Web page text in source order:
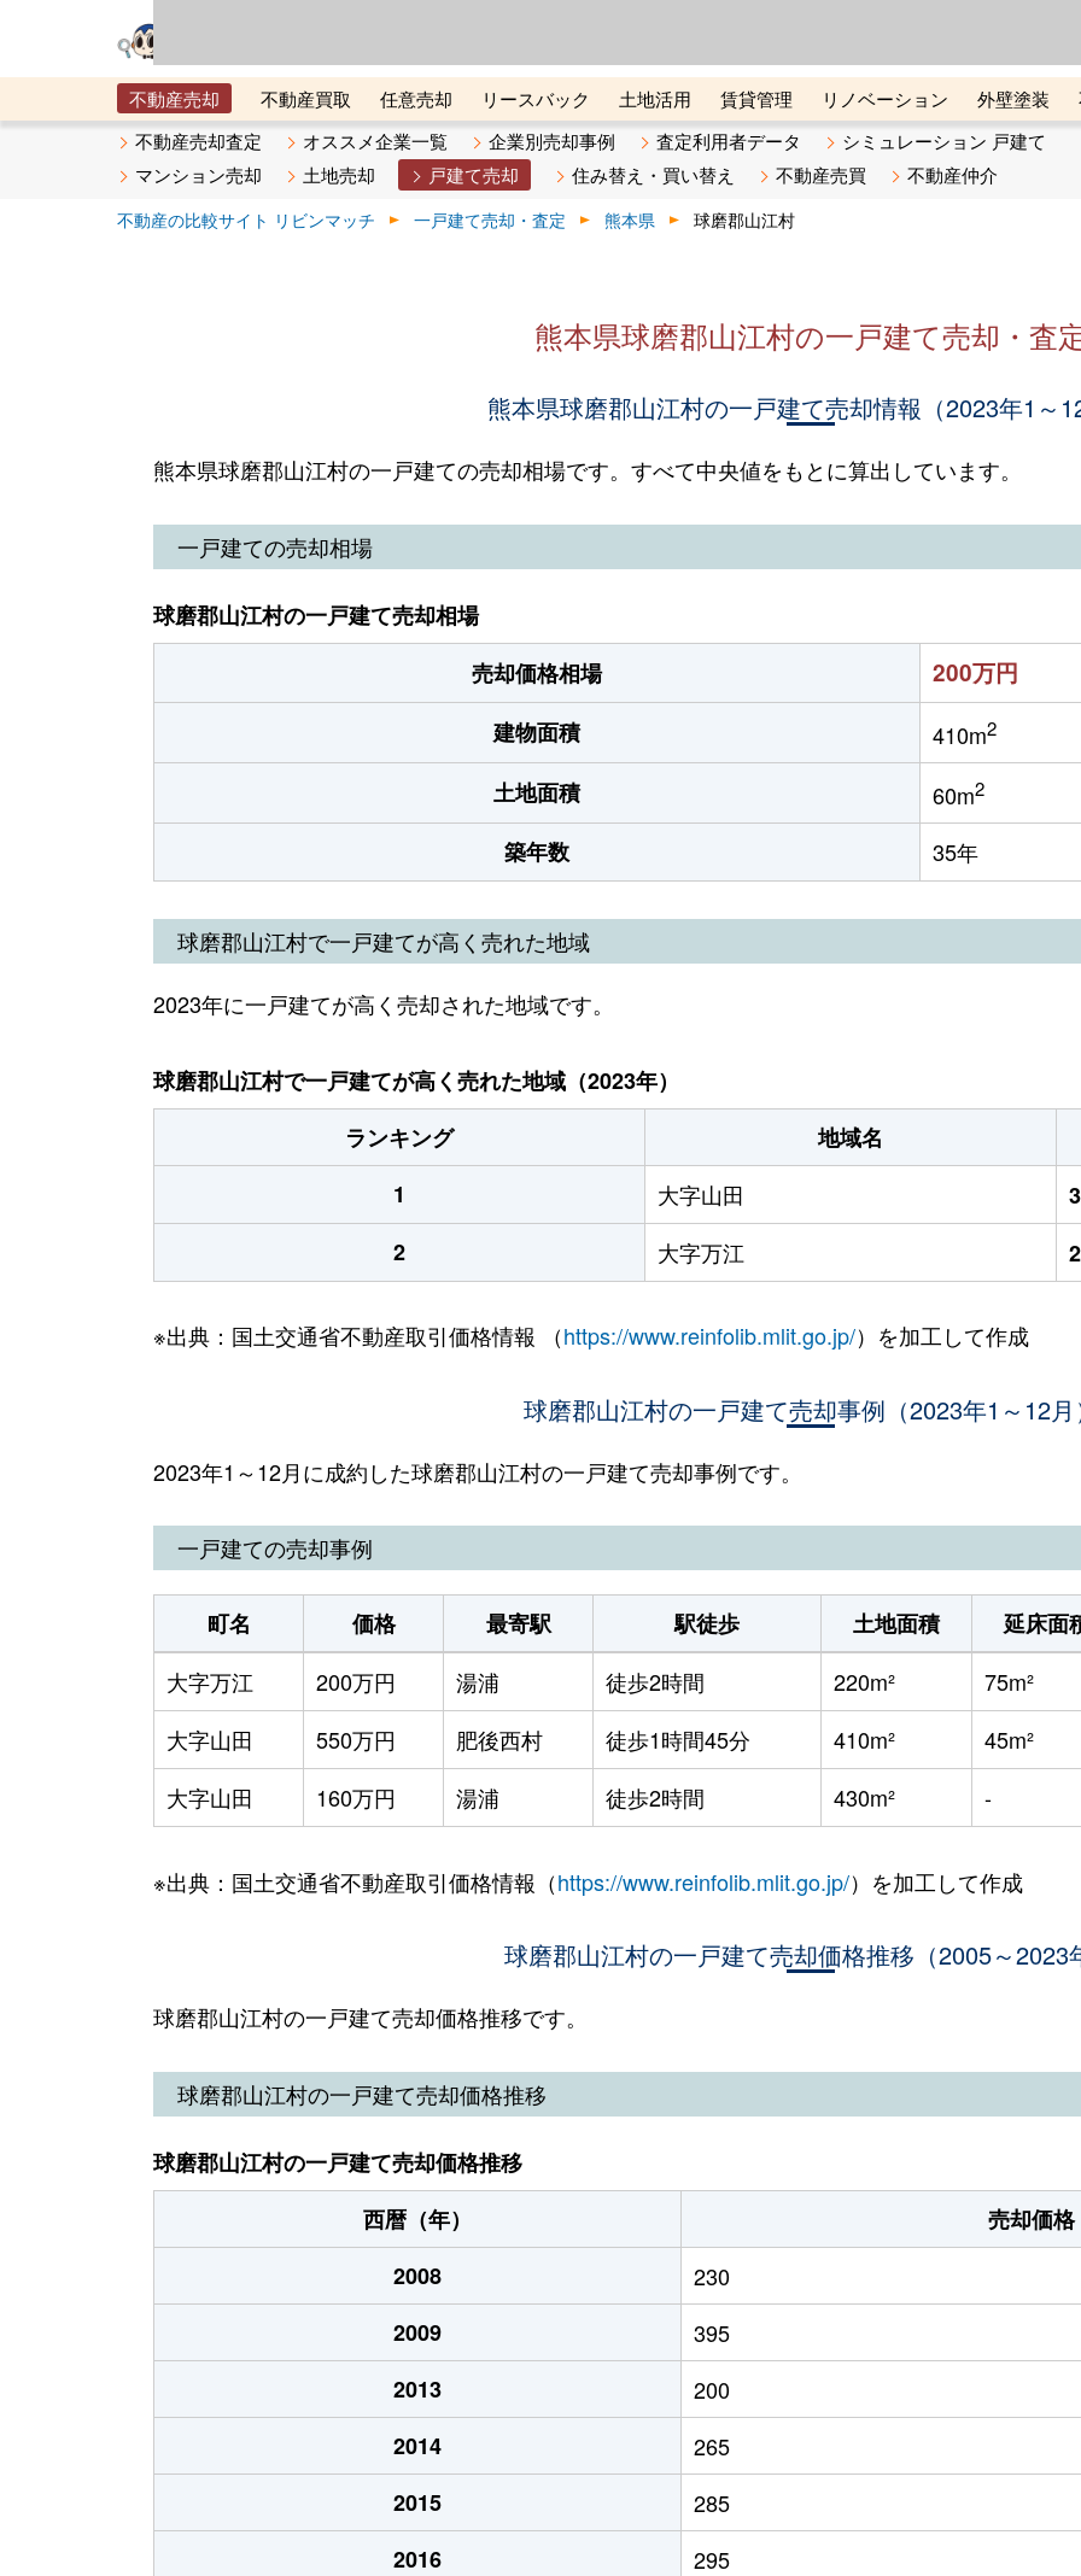
不動産売却 不動産買取 任意売却 リースバック 土地活用 賃貸管理 リノベーション 外壁塗装
メタ住宅展示場
ベスト不動産カンパニー オンライン講座 リビンマガジンBiz 不動産売却ご相談デスク
不動産売却査定 オススメ企業一覧 企業別売却事例 査定利用者データ
シミュレーション 戸建て
マンション売却
土地売却 戸建て売却 住み替え・買い替え 不動産売買 不動産仲介
不動産の比較サイト リビンマッチ 一戸建て売却・査定 熊本県 球磨郡山江村
熊本県球磨郡山江村の一戸建て売却・査
熊本県球磨郡山江村の一戸建て売却情報（2023年1～
熊本県球磨郡山江村の一戸建ての売却相場です。すべて中央値をもとに算出しています。
一戸建ての売却相場
球磨郡山江村の一戸建て売却相場
売却価格相場
200万円
建物面積 410m2
土地面積 60m2
築年数 35年
球磨郡山江村で一戸建てが高く売れた地域
2023年に一戸建てが高く売却された地域です。
球磨郡山江村で一戸建てが高く売れた地域（2023年）
ランキング
地域名
1
大字山田
2
大字万江
※出典：国土交通省不動産取引価格情報 （https://www.reinfolib.mlit.go.jp/）を加工して作成
球磨郡山江村の一戸建て売却事例（2023年1～12月
2023年1～12月に成約した球磨郡山江村の一戸建て売却事例です。
一戸建ての売却事例
町名 価格 最寄駅 駅徒歩 土地面積
延床面
大字万江
200万円 湯浦 徒歩2時間 220m²
75m²
大字山田
550万円 肥後西村 徒歩1時間45分 410m²
45m²
大字山田
160万円 湯浦 徒歩2時間 430m² -
※出典：国土交通省不動産取引価格情報（https://www.reinfolib.mlit.go.jp/）を加工して作成
球磨郡山江村の一戸建て売却価格推移（2005～2023
球磨郡山江村の一戸建て売却価格推移です。
球磨郡山江村の一戸建て売却価格推移
球磨郡山江村の一戸建て売却価格推移
西暦（年）
売却価
2008
230
2009
395
2013
200
2014
265
2015
285
2016
295